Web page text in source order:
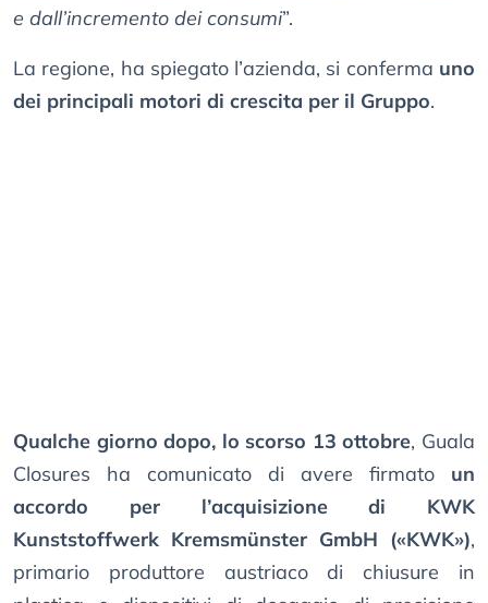
e dall’incremento dei consumi”.
La regione, ha spiegato l’azienda, si conferma uno
dei principali motori di crescita per il Gruppo.
Qualche giorno dopo, lo scorso 13 ottobre, Guala
Closures ha comunicato di avere firmato un
accordo per l’acquisizione di KWK
Kunststoffwerk Kremsmünster GmbH («KWK»),
primario produttore austriaco di chiusure in